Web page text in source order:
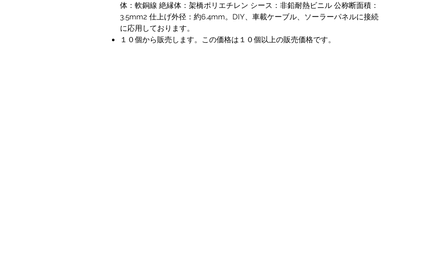
体：軟銅線 絶縁体：架橋ポリエチレン シース：非鉛耐熱ビニル 公称断面積：
3.5mm2 仕上げ外径：約6.4mm。DIY、車載ケーブル、ソーラーパネルに接続
に応用しております。
１０個から販売します。この価格は１０個以上の販売価格です。